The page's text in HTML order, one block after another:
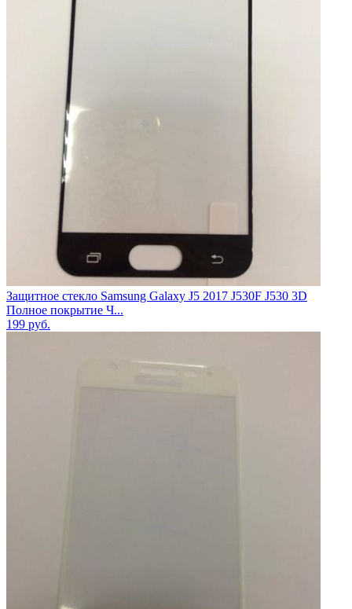
Защитное стекло Samsung Galaxy J5 2017 J530F J530 3D
Полное покрытие Ч...
199 руб.